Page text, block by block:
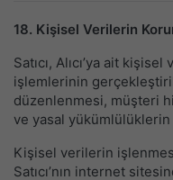
18. Kişisel Verilerin
Satıcı, Alıcı’ya ait
işlemlerinin
düzenlenmesi, müşteri
ve yasal
Kişisel verilerin
Satıcı’nın internet